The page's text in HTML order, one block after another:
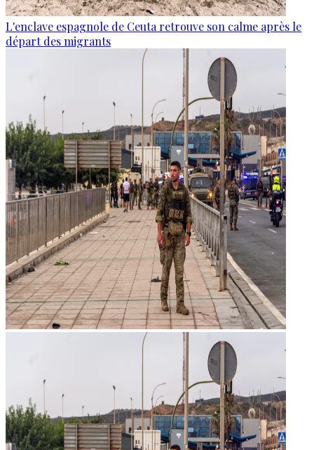
L'enclave espagnole de Ceuta retrouve son calme après le
départ des migrants